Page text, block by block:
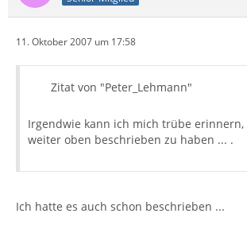
11. Oktober 2007 um 17:58
Zitat von "Peter_Lehmann"
Irgendwie kann ich mich trübe erinnern,
weiter oben beschrieben zu haben ... .
Ich hatte es auch schon beschrieben ...